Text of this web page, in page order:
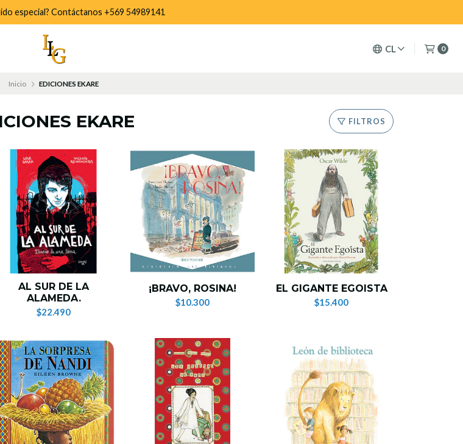
CL 0
especial? Contáctanos +569 54989141
Inicio EDICIONES EKARE
EKARE FILTROS
AL SUR DE LA
ALAMEDA.
$22.490
¡BRAVO, ROSINA!
$10.300
EL GIGANTE EGOISTA
$15.400